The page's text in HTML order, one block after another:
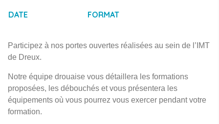
DATE FORMAT
Participez à nos portes ouvertes réalisées au sein de l’IMT
de Dreux.
Notre équipe drouaise vous détaillera les formations
proposées, les débouchés et vous présentera les
équipements où vous pourrez vous exercer pendant votre
formation.